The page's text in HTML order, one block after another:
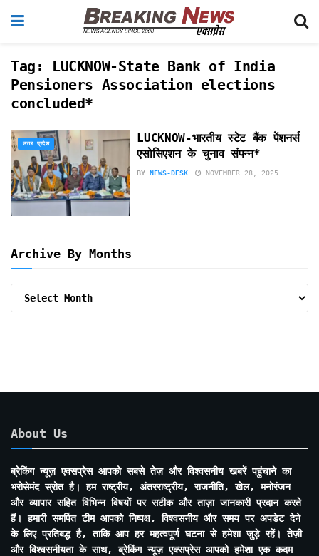
Tag: LUCKNOW-State Bank of India
Pensioners Association elections
concluded*
उत्तर प्रदेश
LUCKNOW-भारतीय स्टेट बैंक पेंशनर्स
एसोसिएशन के चुनाव संपन्न*
BY NEWS-DESK NOVEMBER 28, 2025
Archive By Months
About Us
ब्रेकिंग न्यूज़ एक्सप्रेस आपको सबसे तेज़ और विश्वसनीय खबरें पहुंचाने का
भरोसेमंद स्रोत है। हम राष्ट्रीय, अंतरराष्ट्रीय, राजनीति, खेल, मनोरंजन
और व्यापार सहित विभिन्न विषयों पर सटीक और ताज़ा जानकारी प्रदान करते
हैं। हमारी समर्पित टीम आपको निष्पक्ष, विश्वसनीय और समय पर अपडेट देने
के लिए प्रतिबद्ध है, ताकि आप हर महत्वपूर्ण घटना से हमेशा जुड़े रहें। तेज़ी
और विश्वसनीयता के साथ, ब्रेकिंग न्यूज़ एक्सप्रेस आपको हमेशा एक कदम